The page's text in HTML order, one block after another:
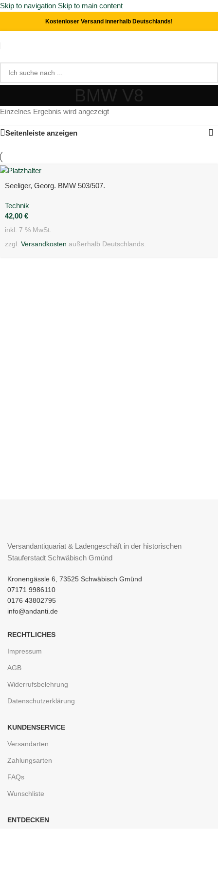
Skip to navigation Skip to main content
Kostenloser Versand innerhalb Deutschlands!
BMW V8
Einzelnes Ergebnis wird angezeigt
Seitenleiste anzeigen
Seeliger, Georg. BMW 503/507.
Technik
42,00 €
inkl. 7 % MwSt.
zzgl. Versandkosten außerhalb Deutschlands.
Versandantiquariat & Ladengeschäft in der historischen
Stauferstadt Schwäbisch Gmünd
Kronengässle 6, 73525 Schwäbisch Gmünd
07171 9986110
0176 43802795
info@andanti.de
RECHTLICHES
Impressum
AGB
Widerrufsbelehrung
Datenschutzerklärung
KUNDENSERVICE
Versandarten
Zahlungsarten
FAQs
Wunschliste
ENTDECKEN